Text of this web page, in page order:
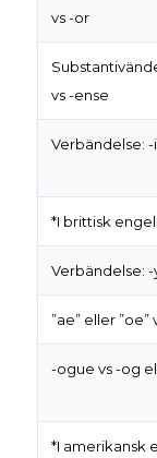
vs -or
vs -ense
Verbändelse: -
*I brittisk
Verbändelse: -
”ae” eller ”oe”
-ogue vs -og
*I amerikansk